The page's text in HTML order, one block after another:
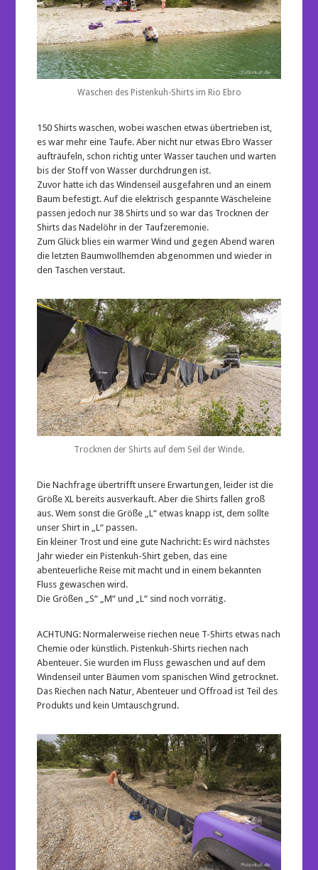
Waschen des Pistenkuh-Shirts im Rio Ebro
150 Shirts waschen, wobei waschen etwas übertrieben ist,
es war mehr eine Taufe. Aber nicht nur etwas Ebro Wasser
aufträufeln, schon richtig unter Wasser tauchen und warten
bis der Stoff von Wasser durchdrungen ist.
Zuvor hatte ich das Windenseil ausgefahren und an einem
Baum befestigt. Auf die elektrisch gespannte Wäscheleine
passen jedoch nur 38 Shirts und so war das Trocknen der
Shirts das Nadelöhr in der Taufzeremonie.
Zum Glück blies ein warmer Wind und gegen Abend waren
die letzten Baumwollhemden abgenommen und wieder in
den Taschen verstaut.
Trocknen der Shirts auf dem Seil der Winde.
Die Nachfrage übertrifft unsere Erwartungen, leider ist die
Größe XL bereits ausverkauft. Aber die Shirts fallen groß
aus. Wem sonst die Größe „L“ etwas knapp ist, dem sollte
unser Shirt in „L“ passen.
Ein kleiner Trost und eine gute Nachricht: Es wird nächstes
Jahr wieder ein Pistenkuh-Shirt geben, das eine
abenteuerliche Reise mit macht und in einem bekannten
Fluss gewaschen wird.
Die Größen „S“ „M“ und „L“ sind noch vorrätig.
ACHTUNG: Normalerweise riechen neue T-Shirts etwas nach
Chemie oder künstlich. Pistenkuh-Shirts riechen nach
Abenteuer. Sie wurden im Fluss gewaschen und auf dem
Windenseil unter Bäumen vom spanischen Wind getrocknet.
Das Riechen nach Natur, Abenteuer und Offroad ist Teil des
Produkts und kein Umtauschgrund.